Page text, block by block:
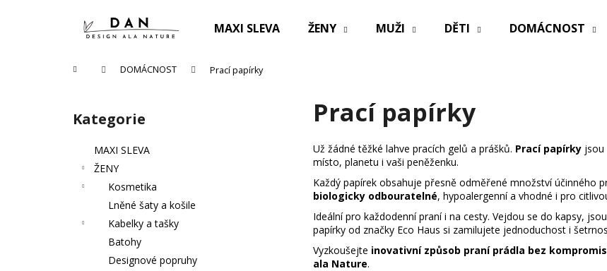
MAXI SLEVA ŽENY MUŽI DĚTI DOMÁCNOST
Domů DOMÁCNOST Prací papírky
Přeskočit
kategorie
Kategorie
MAXI SLEVA
ŽENY
Kosmetika
Lněné šaty a košile
Kabelky a tašky
Batohy
Designové popruhy
Prací papírky
Už žádné těžké lahve pracích gelů a prášků. Prací papírky jsou
místo, planetu i vaši peněženku.
Každý papírek obsahuje přesně odměřené množství účinného
biologicky odbouratelné, hypoalergenní a vhodné i pro
Ideální pro každodenní praní i na cesty. Vejdou se do kapsy,
papírky od značky Eco Haus si zamilujete jednoduchost i
Vyzkoušejte inovativní způsob praní prádla bez
ala Nature.
Doporučujeme